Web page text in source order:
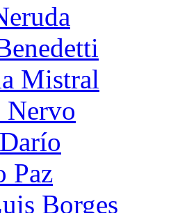
Mistral
Nervo
Paz
Borges